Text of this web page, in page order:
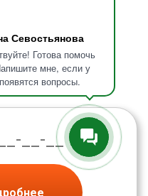
Севостьянова
Готова помочь
мне, если у
вопросы.
процентов